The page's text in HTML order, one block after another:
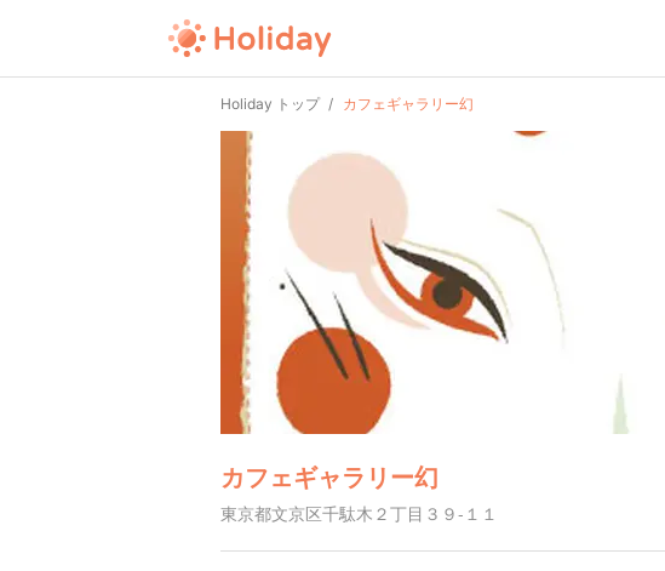
Holiday トップ カフェギャラリー幻
カフェギャラリー幻
東京都文京区千駄木２丁目３９-１１